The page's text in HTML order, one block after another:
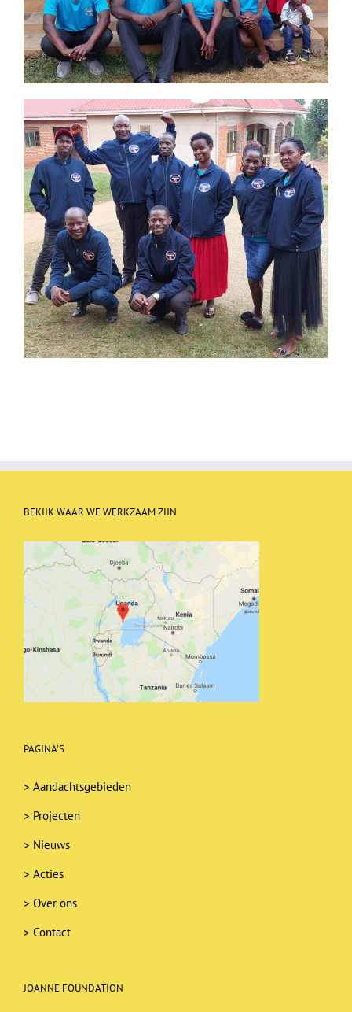
BEKIJK WAAR WE WERKZAAM ZIJN
PAGINA’S
> Aandachtsgebieden
> Projecten
> Nieuws
> Acties
> Over ons
> Contact
JOANNE FOUNDATION